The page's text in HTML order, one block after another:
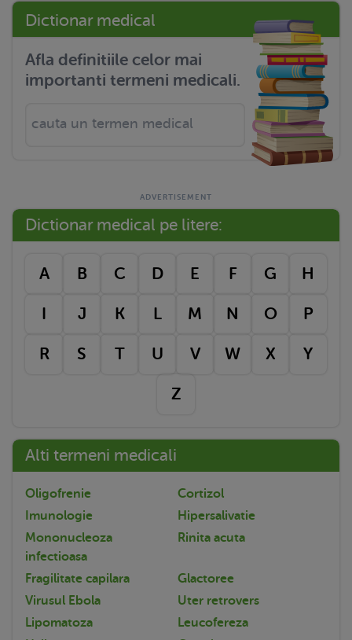
Dictionar medical
Afla definitiile celor mai
importanti termeni medicali.
Dictionar medical pe litere:
A B C D E F G H
I J K L M N O P
R S T U V W X Y
Z
Alti termeni medicali
Oligofrenie
Cortizol
Imunologie
Hipersalivatie
Mononucleoza
infectioasa
Rinita acuta
Fragilitate capilara
Glactoree
Virusul Ebola
Uter retrovers
Lipomatoza
Leucofereza